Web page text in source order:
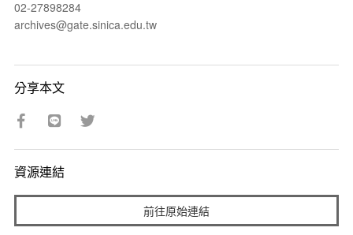
02-27898284
archives@gate.sinica.edu.tw
分享本文
資源連結
前往原始連結